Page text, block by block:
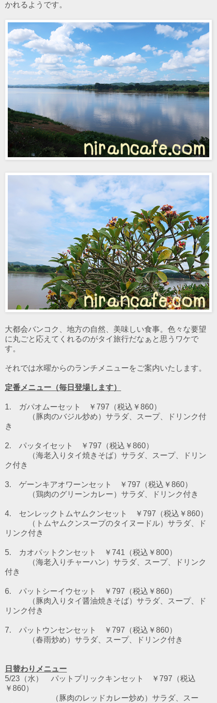
かれるようです。
大都会バンコク、地方の自然、美味しい食事。色々な要望
に丸ごと応えてくれるのがタイ旅行だなぁと思うワケで
す。
それでは水曜からのランチメニューをご案内いたします。
定番メニュー（毎日登場します）
1. ガパオムーセット ￥797（税込￥860）
（豚肉のバジル炒め） サラダ、スープ、ドリンク付
き
2. パッタイセット ￥797（税込￥860）
（海老入りタイ焼きそば） サラダ、スープ、ドリン
ク付き
3. ゲーンキアオワーンセット ￥797（税込￥860）
（鶏肉のグリーンカレー） サラダ、ドリンク付き
4. センレックトムヤムクンセット ￥797（税込￥860）
（トムヤムクンスープのタイヌードル） サラダ、ド
リンク付き
5. カオパットクンセット ￥741（税込￥800）
（海老入りチャーハン）サラダ、スープ、ドリンク
付き
6. パットシーイウセット ￥797（税込￥860）
（豚肉入りタイ醤油焼きそば）サラダ、スープ、ド
リンク付き
7. パットウンセンセット ￥797（税込￥860）
（春雨炒め）サラダ、スープ、ドリンク付き
日替わりメニュー
5/23（水） パットプリックキンセット ￥797（税込
￥860）
（豚肉のレッドカレー炒め）サラダ、スー